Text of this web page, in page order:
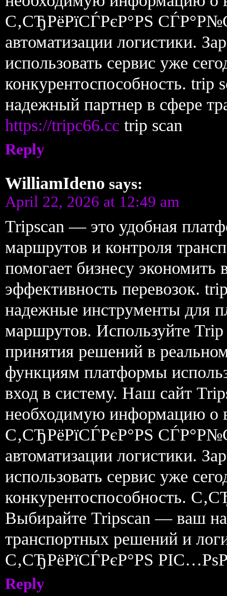
С‚СЂРёРїСЃРєР°РЅ
автоматизации логистики.
использовать сервис уже
конкурентоспособность.
надежный партнер в сфере
https://tripc66.cc trip scan
Reply
WilliamIdeno says:
April 22, 2026 at 12:49 am
Tripscan — это удобная
маршрутов и контроля
помогает бизнесу
эффективность перевозок.
надежные инструменты для
маршрутов. Используйте Trip
принятия решений в
функциям платформы
вход в систему. Наш сайт
необходимую информацию о
С‚СЂРёРїСЃРєР°РЅ
автоматизации логистики.
использовать сервис уже
конкурентоспособность.
Выбирайте Tripscan — ваш
транспортных решений и
С‚СЂРёРїСЃРєР°РЅ
Reply